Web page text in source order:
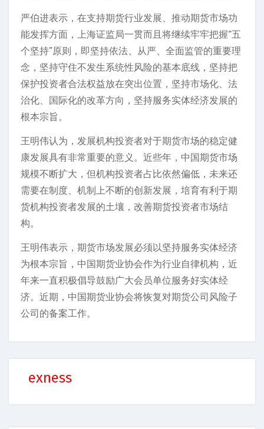
严伯进表示，在支持期货行业发展、推动期货市场功
能发挥方面，上海证监局一贯而且将继续牢牢把握“五
个坚持”原则，即坚持依法、从严、全面监管的重要理
念，坚持守住不发生系统性风险的基本底线，坚持把
保护投资者合法权益放在突出位置，坚持市场化、法
治化、国际化的改革方向，坚持服务实体经济发展的
根本宗旨。
王明伟认为，发展机构投资者对于期货市场的稳定健
康发展具有非常重要的意义。近些年，中国期货市场
规模不断扩大，但机构投资者占比依然偏低，未来还
需要在制度、机制上不断的创新发展，培育有利于期
货机构投资者发展的土壤，改善期货投资者市场结
构。
王明伟表示，期货市场发展必须以坚持服务实体经济
为根本宗旨，中国期货业协会作为行业自律机构，近
年来一直积极倡导鼓励广大会员单位服务好实体经
济。近期，中国期货业协会将恢复对期货公司风险子
公司的备案工作。
exness